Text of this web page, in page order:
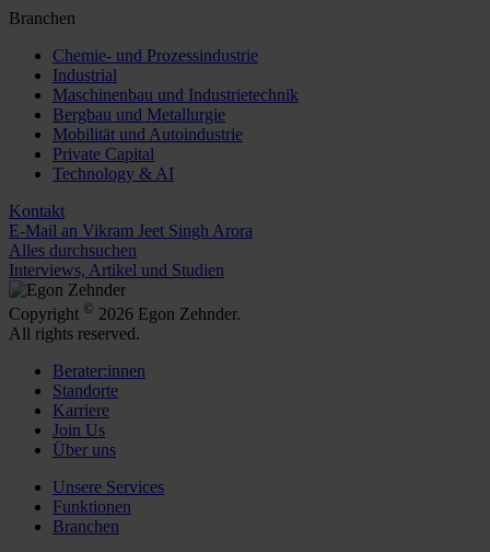
Branchen
Chemie- und Prozessindustrie
Industrial
Maschinenbau und Industrietechnik
Bergbau und Metallurgie
Mobilität und Autoindustrie
Private Capital
Technology & AI
Kontakt
E-Mail an Vikram Jeet Singh Arora
Alles durchsuchen
Interviews, Artikel und Studien
Copyright © 2026 Egon Zehnder.
All rights reserved.
Berater:innen
Standorte
Karriere
Join Us
Über uns
Unsere Services
Funktionen
Branchen